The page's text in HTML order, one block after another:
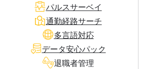
パルスサーベイ
通勤経路サーチ
多言語対応
データ安心パック
退職者管理